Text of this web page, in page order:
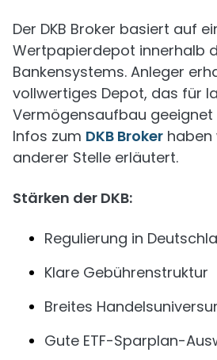
Der DKB Broker basiert auf
Wertpapierdepot innerhalb
Bankensystems. Anleger
vollwertiges Depot, das für
Vermögensaufbau geeignet
Infos zum DKB Broker haben
anderer Stelle erläutert.
Stärken der DKB:
Regulierung in
Klare Gebührenstruktur
Breites
Gute ETF-Sparplan-